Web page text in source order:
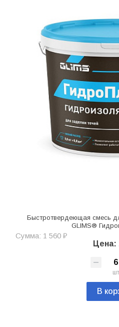
Быстротвердеющая смесь
GLIMS®
Сумма: 1 560 ₽
Цена:
шт
В